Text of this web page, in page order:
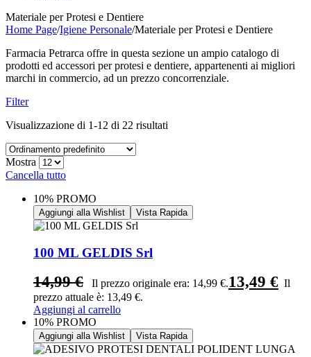
Materiale per Protesi e Dentiere
Home Page/Igiene Personale/Materiale per Protesi e Dentiere
Farmacia Petrarca offre in questa sezione un ampio catalogo di
prodotti ed accessori per protesi e dentiere, appartenenti ai migliori
marchi in commercio, ad un prezzo concorrenziale.
Filter
Visualizzazione di 1-12 di 22 risultati
Mostra
Cancella tutto
10% PROMO
Aggiungi alla Wishlist Vista Rapida
100 ML GELDIS Srl
14,99€ Il prezzo originale era: 14,99 €.13,49 € Il
prezzo attuale è: 13,49 €.
Aggiungi al carrello
10% PROMO
Aggiungi alla Wishlist Vista Rapida